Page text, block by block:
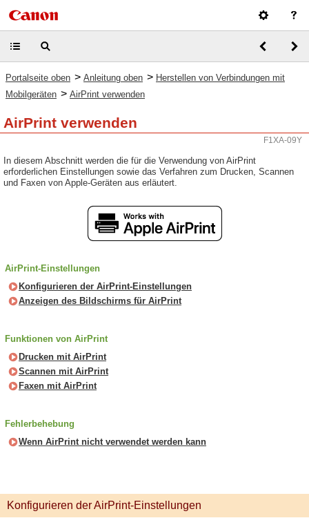
Portalseite oben > Anleitung oben > Herstellen von Verbindungen mit
Mobilgeräten > AirPrint verwenden
AirPrint verwenden
F1XA-09Y
In diesem Abschnitt werden die für die Verwendung von AirPrint
erforderlichen Einstellungen sowie das Verfahren zum Drucken, Scannen
und Faxen von Apple-Geräten aus erläutert.
AirPrint-Einstellungen
Konfigurieren der AirPrint-Einstellungen
Anzeigen des Bildschirms für AirPrint
Funktionen von AirPrint
Drucken mit AirPrint
Scannen mit AirPrint
Faxen mit AirPrint
Fehlerbehebung
Wenn AirPrint nicht verwendet werden kann
Konfigurieren der AirPrint-Einstellungen